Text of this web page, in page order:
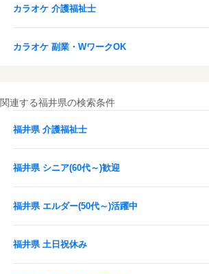
カラオケ 介護福祉士
カラオケ 副業・WワークOK
関連する福井県の検索条件
福井県 介護福祉士
福井県 シニア(60代～)歓迎
福井県 エルダー(50代～)活躍中
福井県 土日祝休み